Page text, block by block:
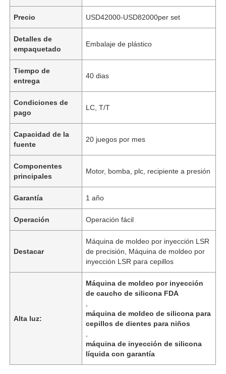
Precio USD42000-USD82000per set
Detalles de
empaquetado
Embalaje de plástico
Tiempo de
entrega
40 dias
Condiciones de
pago
LC, T/T
Capacidad de la
fuente
20 juegos por mes
Componentes
principales
Motor, bomba, plc, recipiente a presión
Garantía 1 año
Operación Operación fácil
Destacar
Máquina de moldeo por inyección LSR
de precisión, Máquina de moldeo por
inyección LSR para cepillos
Alta luz:
Máquina de moldeo por inyección
de caucho de silicona FDA
máquina de moldeo de silicona para
cepillos de dientes para niños
máquina de inyección de silicona
líquida con garantía